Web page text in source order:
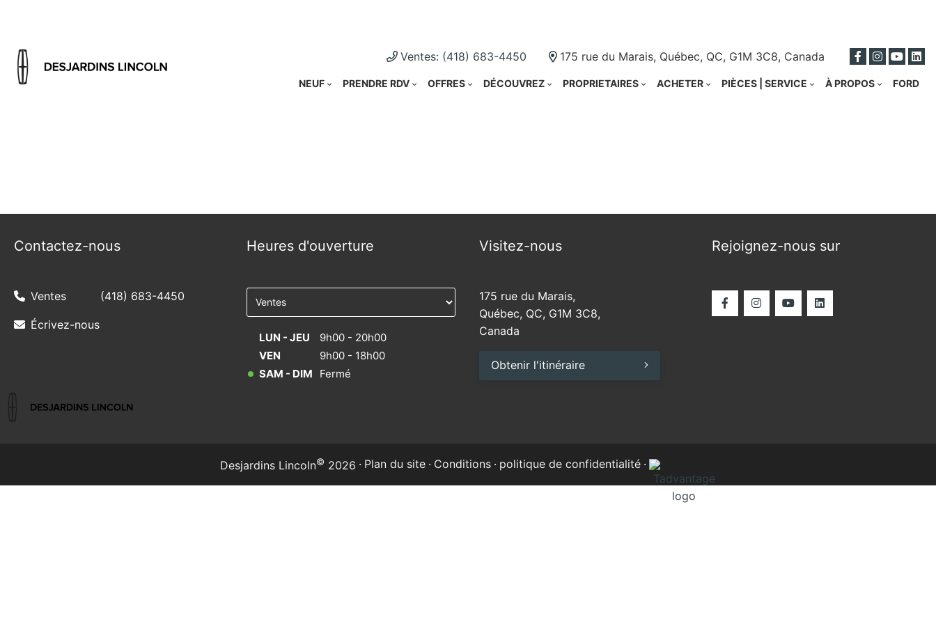
Ventes: (418) 683-4450 175 rue du Marais, Québec, QC, G1M 3C8, Canada
NEUF PRENDRE RDV OFFRES DÉCOUVREZ PROPRIETAIRES ACHETER PIÈCES | SERVICE À PROPOS FORD
Contactez-nous
Ventes (418) 683-4450
Écrivez-nous
Heures d'ouverture
LUN - JEU
9h00 - 20h00
VEN
9h00 - 18h00
SAM - DIM
Fermé
Visitez-nous
175 rue du Marais,
Québec, QC, G1M 3C8,
Canada
Obtenir l'itinéraire
Rejoignez-nous sur
Desjardins Lincoln© 2026 · Plan du site · Conditions · politique de confidentialité ·